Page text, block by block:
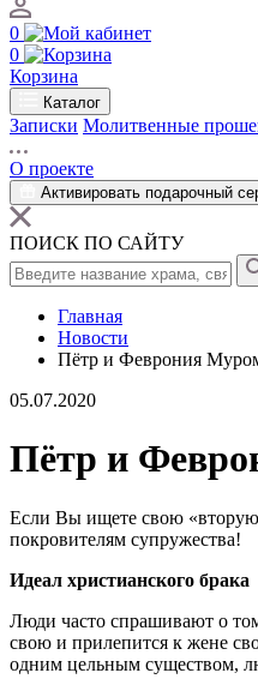
0
0
Корзина
Каталог
Записки Молитвенные
О проекте
Активировать подарочный
ПОИСК ПО САЙТУ
Главная
Новости
Пётр и Феврония
05.07.2020
Пётр и
Если Вы ищете свою «вторую
покровителям супружества!
Идеал христианского брака
Люди часто спрашивают о
свою и прилепится к жене
одним цельным существом,